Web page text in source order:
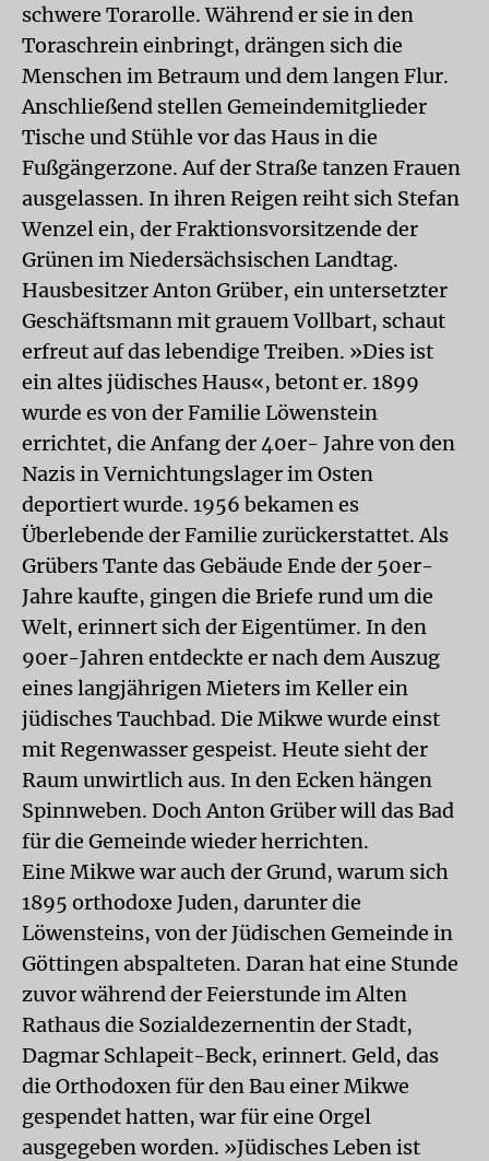
schwere Torarolle. Während er sie in den
Toraschrein einbringt, drängen sich die
Menschen im Betraum und dem langen Flur.
Anschließend stellen Gemeindemitglieder
Tische und Stühle vor das Haus in die
Fußgängerzone. Auf der Straße tanzen Frauen
ausgelassen. In ihren Reigen reiht sich Stefan
Wenzel ein, der Fraktionsvorsitzende der
Grünen im Niedersächsischen Landtag.
Hausbesitzer Anton Grüber, ein untersetzter
Geschäftsmann mit grauem Vollbart, schaut
erfreut auf das lebendige Treiben. »Dies ist
ein altes jüdisches Haus«, betont er. 1899
wurde es von der Familie Löwenstein
errichtet, die Anfang der 40er- Jahre von den
Nazis in Vernichtungslager im Osten
deportiert wurde. 1956 bekamen es
Überlebende der Familie zurückerstattet. Als
Grübers Tante das Gebäude Ende der 50er-
Jahre kaufte, gingen die Briefe rund um die
Welt, erinnert sich der Eigentümer. In den
90er-Jahren entdeckte er nach dem Auszug
eines langjährigen Mieters im Keller ein
jüdisches Tauchbad. Die Mikwe wurde einst
mit Regenwasser gespeist. Heute sieht der
Raum unwirtlich aus. In den Ecken hängen
Spinnweben. Doch Anton Grüber will das Bad
für die Gemeinde wieder herrichten.
Eine Mikwe war auch der Grund, warum sich
1895 orthodoxe Juden, darunter die
Löwensteins, von der Jüdischen Gemeinde in
Göttingen abspalteten. Daran hat eine Stunde
zuvor während der Feierstunde im Alten
Rathaus die Sozialdezernentin der Stadt,
Dagmar Schlapeit-Beck, erinnert. Geld, das
die Orthodoxen für den Bau einer Mikwe
gespendet hatten, war für eine Orgel
ausgegeben worden. »Jüdisches Leben ist